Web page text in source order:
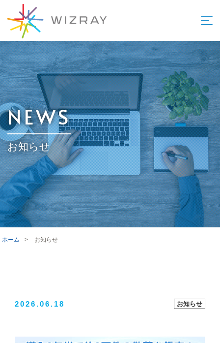
NEWS
お知らせ
ホーム > お知らせ
2026.06.18 お知らせ